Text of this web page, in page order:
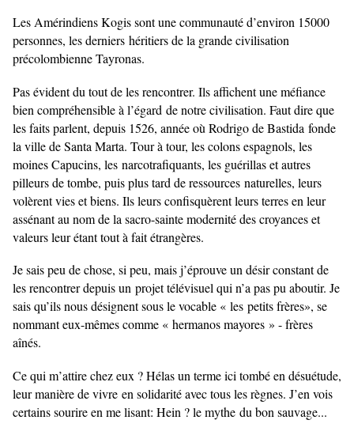
Les Amérindiens Kogis sont une communauté d’environ 15000
personnes, les derniers héritiers de la grande civilisation
précolombienne Tayronas.
Pas évident du tout de les rencontrer. Ils affichent une méfiance
bien compréhensible à l’égard de notre civilisation. Faut dire que
les faits parlent, depuis 1526, année où Rodrigo de Bastida fonde
la ville de Santa Marta. Tour à tour, les colons espagnols, les
moines Capucins, les narcotrafiquants, les guérillas et autres
pilleurs de tombe, puis plus tard de ressources naturelles, leurs
volèrent vies et biens. Ils leurs confisquèrent leurs terres en leur
assénant au nom de la sacro-sainte modernité des croyances et
valeurs leur étant tout à fait étrangères.
Je sais peu de chose, si peu, mais j’éprouve un désir constant de
les rencontrer depuis un projet télévisuel qui n’a pas pu aboutir. Je
sais qu’ils nous désignent sous le vocable « les petits frères», se
nommant eux-mêmes comme « hermanos mayores » - frères
aînés.
Ce qui m’attire chez eux ? Hélas un terme ici tombé en désuétude,
leur manière de vivre en solidarité avec tous les règnes. J’en vois
certains sourire en me lisant: Hein ? le mythe du bon sauvage...